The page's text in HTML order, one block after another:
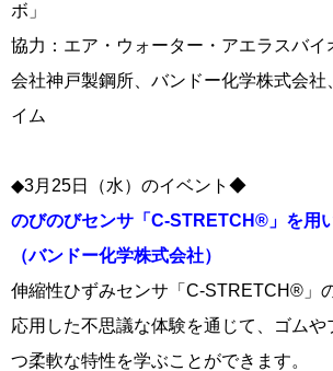
ボ」
協力：エア・ウォーター・アエラスバイ
会社神戸製鋼所、バンドー化学株式会社
イム
◆3月25日（水）のイベント◆
のびのびセンサ「C-STRETCH®」を用
（バンドー化学株式会社）
伸縮性ひずみセンサ「C-STRETCH®」
応用した不思議な体験を通じて、ゴムや
つ柔軟な特性を学ぶことができます。